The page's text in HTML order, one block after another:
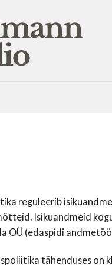
reguleerib
Isikuandmeid
OÜ (edaspidi
tähenduses on